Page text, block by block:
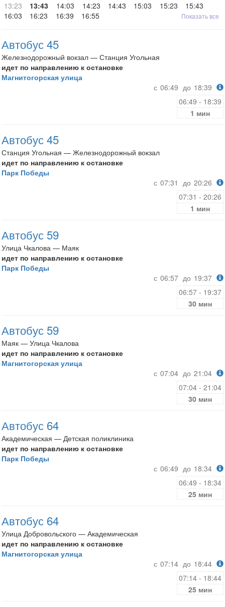
13:23 13:43 14:03 14:23 14:43 15:03 15:23
15:43
16:03
16:23 16:39 16:55 Показать все
Автобус 45
Железнодорожный вокзал — Станция Угольная
идет по направлению к остановке
Магнитогорская улица
с 06:49 до 18:39
06:49 - 18:39
1 мин
Автобус 45
Станция Угольная — Железнодорожный вокзал
идет по направлению к остановке
Парк Победы
с 07:31 до 20:26
07:31 - 20:26
1 мин
Автобус 59
Улица Чкалова — Маяк
идет по направлению к остановке
Парк Победы
с 06:57 до 19:37
06:57 - 19:37
30 мин
Автобус 59
Маяк — Улица Чкалова
идет по направлению к остановке
Магнитогорская улица
с 07:04 до 21:04
07:04 - 21:04
30 мин
Автобус 64
Академическая — Детская поликлиника
идет по направлению к остановке
Парк Победы
с 06:49 до 18:34
06:49 - 18:34
25 мин
Автобус 64
Улица Добровольского — Академическая
идет по направлению к остановке
Магнитогорская улица
с 07:14 до 18:44
07:14 - 18:44
25 мин